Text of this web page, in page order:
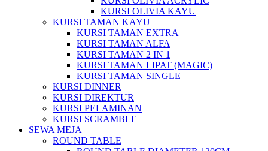
KURSI OLIVIA KAYU
KURSI TAMAN KAYU
KURSI TAMAN EXTRA
KURSI TAMAN ALFA
KURSI TAMAN 2 IN 1
KURSI TAMAN LIPAT (MAGIC)
KURSI TAMAN SINGLE
KURSI DINNER
KURSI DIREKTUR
KURSI PELAMINAN
KURSI SCRAMBLE
SEWA MEJA
ROUND TABLE